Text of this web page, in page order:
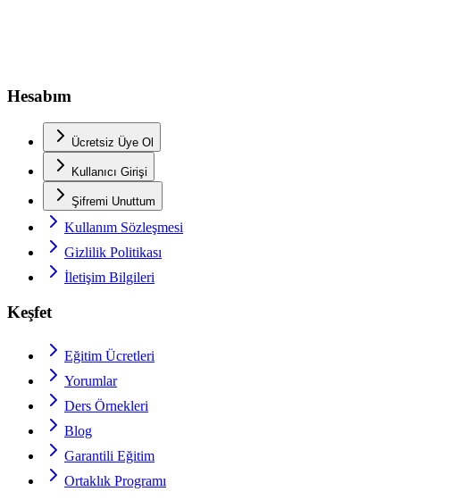
Hesabım
Ücretsiz Üye Ol
Kullanıcı Girişi
Şifremi Unuttum
Kullanım Sözleşmesi
Gizlilik Politikası
İletişim Bilgileri
Keşfet
Eğitim Ücretleri
Yorumlar
Ders Örnekleri
Blog
Garantili Eğitim
Ortaklık Programı